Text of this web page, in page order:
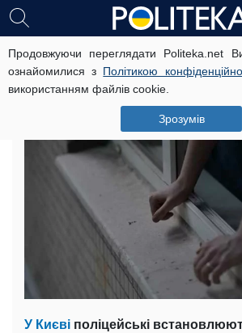
Продовжуючи переглядати Politeka.net
ознайомилися з Політикою
використанням файлів cookie.
Зрозумів
Падіння породіллі з
поліції розкрили деталі
У Києві поліцейські